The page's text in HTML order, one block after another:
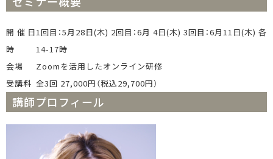
開催日
時
1回目：5月28日(木) 2回目：6月 4日(木) 3回目：6月11日(木) 各
14-17時
会場
Zoomを活用したオンライン研修
受講料 全3回 27,000円（税込29,700円）
講師プロフィール